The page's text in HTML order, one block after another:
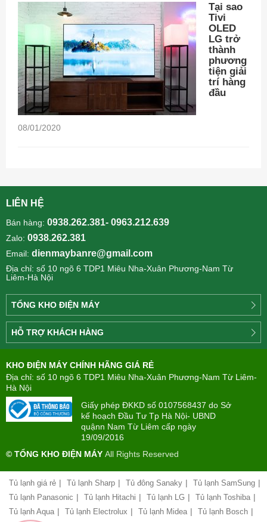
Tại sao
Tivi
OLED
LG trở
thành
phương
tiện giải
trí hàng
đầu
08/01/2020
LIÊN HỆ
Bán hàng: 0938.262.381- 0963.212.639
Zalo: 0938.262.381
Email: dienmaybanre@gmail.com
Địa chỉ: số 10 ngõ 6 TDP1 Miêu Nha-Xuân Phương-Nam Từ
Liêm-Hà Nội
TỔNG KHO ĐIỆN MÁY
Công
ty
Điện
TÂN
PHONG(8:00
-
22:00)
công
Chính
sách
bảo
hành
HỖ TRỢ KHÁCH HÀNG
hiểu
về
mua
trả
góp
đổi
hóa
Chính
KHO ĐIỆN MÁY CHÍNH HÃNG GIÁ RẺ
Địa chỉ: số 10 ngõ 6 TDP1 Miêu Nha-Xuân Phương-Nam Từ Liêm-
Hà Nội
Giấy phép ĐKKD số 0107568437 do Sở
kế hoạch Đầu Tư Tp Hà Nội- UBND
quậnn Nam Từ Liêm cấp ngày
19/09/2016
© TỔNG KHO ĐIỆN MÁY All Rights Reserved
Tủ lạnh giá rẻ | Tủ lạnh Sharp | Tủ đông Sanaky | Tủ lạnh SamSung |
Tủ lạnh Panasonic | Tủ lạnh Hitachi | Tủ lạnh LG | Tủ lạnh Toshiba |
Tủ lạnh Aqua | Tủ lạnh Electrolux | Tủ lạnh Midea | Tủ lạnh Bosch |
0963212639